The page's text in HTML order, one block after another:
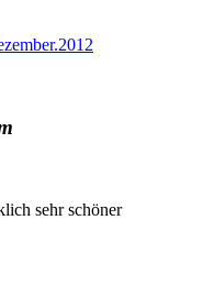
sehr schöner